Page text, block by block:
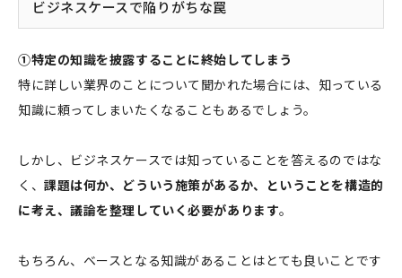
ビジネスケースで陥りがちな罠
①特定の知識を披露することに終始してしまう
特に詳しい業界のことについて聞かれた場合には、知っている
知識に頼ってしまいたくなることもあるでしょう。
しかし、ビジネスケースでは知っていることを答えるのではな
く、課題は何か、どういう施策があるか、ということを構造的
に考え、議論を整理していく必要があります。
もちろん、ベースとなる知識があることはとても良いことです